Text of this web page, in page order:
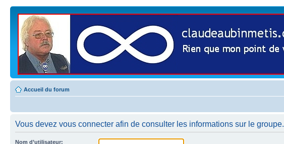
Accueil du forum
Vous devez vous connecter afin de consulter les informations sur le groupe.
Nom d’utilisateur: